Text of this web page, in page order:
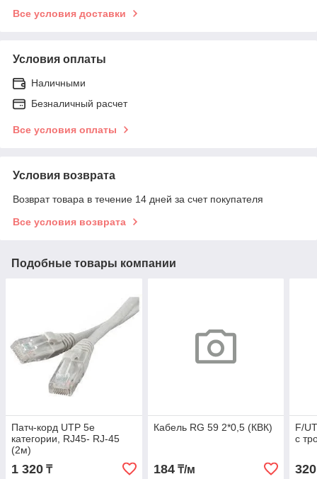
Все условия доставки
Условия оплаты
Наличными
Безналичный расчет
Все условия оплаты
Условия возврата
Возврат товара в течение 14 дней за счет покупателя
Все условия возврата
Подобные товары компании
Патч-корд UTP 5e
категории, RJ45- RJ-45
(2м)
1 320 ₸
Кабель RG 59 2*0,5 (КВК)
184₸/м
F/
с
320